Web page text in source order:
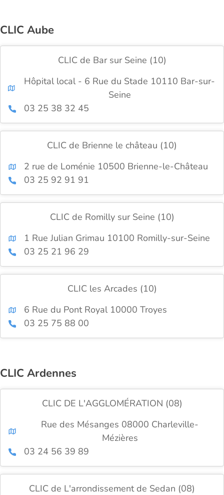
CLIC Aube
CLIC de Bar sur Seine (10)
Hôpital local - 6 Rue du Stade 10110 Bar-sur-
Seine
03 25 38 32 45
CLIC de Brienne le château (10)
2 rue de Loménie 10500 Brienne-le-Château
03 25 92 91 91
CLIC de Romilly sur Seine (10)
1 Rue Julian Grimau 10100 Romilly-sur-Seine
03 25 21 96 29
CLIC les Arcades (10)
6 Rue du Pont Royal 10000 Troyes
03 25 75 88 00
CLIC Ardennes
CLIC DE L'AGGLOMÉRATION (08)
Rue des Mésanges 08000 Charleville-
Mézières
03 24 56 39 89
CLIC de L'arrondissement de Sedan (08)